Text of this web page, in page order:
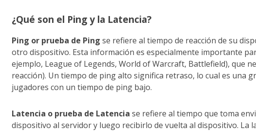
¿Qué son el Ping y la Latencia?
Ping or prueba de Ping se refiere al tiempo de reacción de su
otro dispositivo. Esta información es especialmente importante
ejemplo, League of Legends, World of Warcraft, Battlefield), que
reacción). Un tiempo de ping alto significa retraso, lo cual es una
jugadores con un tiempo de ping bajo.
Latencia o prueba de Latencia se refiere al tiempo que toma
dispositivo al servidor y luego recibirlo de vuelta al dispositivo. La